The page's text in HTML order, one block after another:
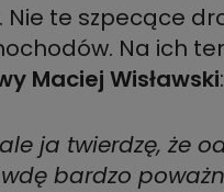
Nie te szpecące
Na ich
Maciej Wisławski:
ja twierdzę, że
bardzo